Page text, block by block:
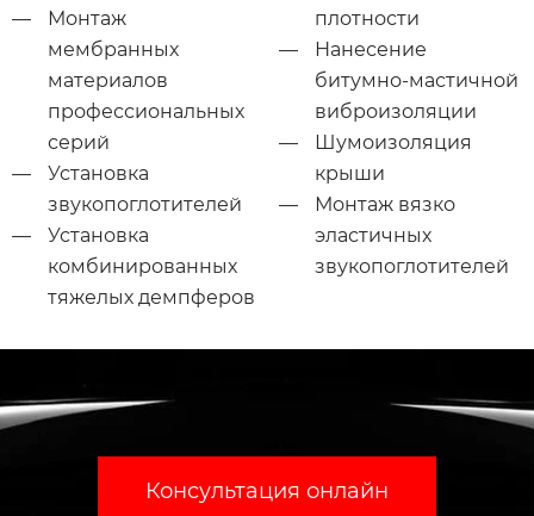
Монтаж
мембранных
материалов
профессиональных
серий
Установка
звукопоглотителей
Установка
комбинированных
тяжелых демпферов
плотности
Нанесение
битумно-мастичной
виброизоляции
Шумоизоляция
крыши
Монтаж вязко
эластичных
звукопоглотителей
Консультация онлайн